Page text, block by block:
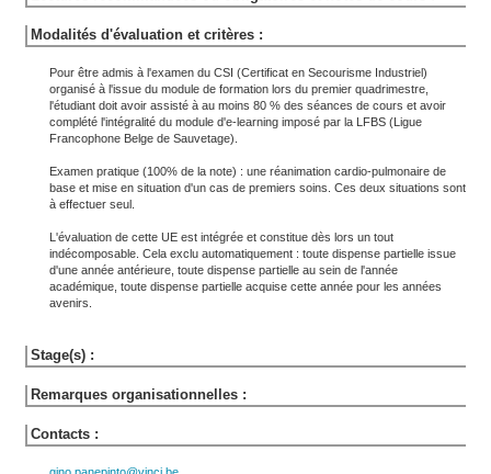
Modalités d'évaluation et critères :
Pour être admis à l'examen du CSI (Certificat en Secourisme Industriel)
organisé à l'issue du module de formation lors du premier quadrimestre,
l'étudiant doit avoir assisté à au moins 80 % des séances de cours et avoir
complété l'intégralité du module d'e-learning imposé par la LFBS (Ligue
Francophone Belge de Sauvetage).
Examen pratique (100% de la note) : une réanimation cardio-pulmonaire de
base et mise en situation d'un cas de premiers soins. Ces deux situations sont
à effectuer seul.
L'évaluation de cette UE est intégrée et constitue dès lors un tout
indécomposable. Cela exclu automatiquement : toute dispense partielle issue
d'une année antérieure, toute dispense partielle au sein de l'année
académique, toute dispense partielle acquise cette année pour les années
avenirs.
Stage(s) :
Remarques organisationnelles :
Contacts :